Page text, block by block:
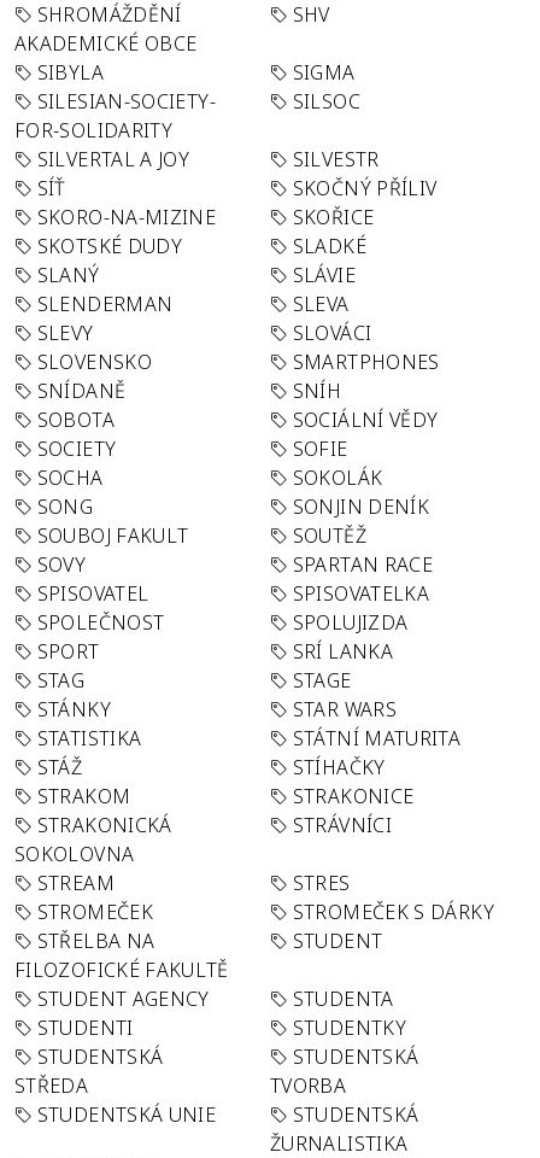
SHROMÁŽDĚNÍ
AKADEMICKÉ OBCE
SHV
SIBYLA
SIGMA
SILESIAN-SOCIETY-
FOR-SOLIDARITY
SILSOC
SILVERTAL A JOY
SILVESTR
SÍŤ
SKOČNÝ PŘÍLIV
SKORO-NA-MIZINE
SKOŘICE
SKOTSKÉ DUDY
SLADKÉ
SLANÝ
SLÁVIE
SLENDERMAN
SLEVA
SLEVY
SLOVÁCI
SLOVENSKO
SMARTPHONES
SNÍDANĚ
SNÍH
SOBOTA
SOCIÁLNÍ VĚDY
SOCIETY
SOFIE
SOCHA
SOKOLÁK
SONG
SONJIN DENÍK
SOUBOJ FAKULT
SOUTĚŽ
SOVY
SPARTAN RACE
SPISOVATEL
SPISOVATELKA
SPOLEČNOST
SPOLUJIZDA
SPORT
SRÍ LANKA
STAG
STAGE
STÁNKY
STAR WARS
STATISTIKA
STÁTNÍ MATURITA
STÁŽ
STÍHAČKY
STRAKOM
STRAKONICE
STRAKONICKÁ
SOKOLOVNA
STRÁVNÍCI
STREAM
STRES
STROMEČEK
STROMEČEK S DÁRKY
STŘELBA NA
FILOZOFICKÉ FAKULTĚ
STUDENT
STUDENT AGENCY
STUDENTA
STUDENTI
STUDENTKY
STUDENTSKÁ
STŘEDA
STUDENTSKÁ
TVORBA
STUDENTSKÁ UNIE
STUDENTSKÁ
ŽURNALISTIKA